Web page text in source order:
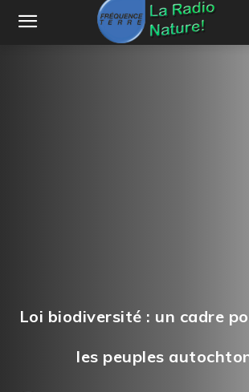
Loi biodiversité : un cadre
les peuples